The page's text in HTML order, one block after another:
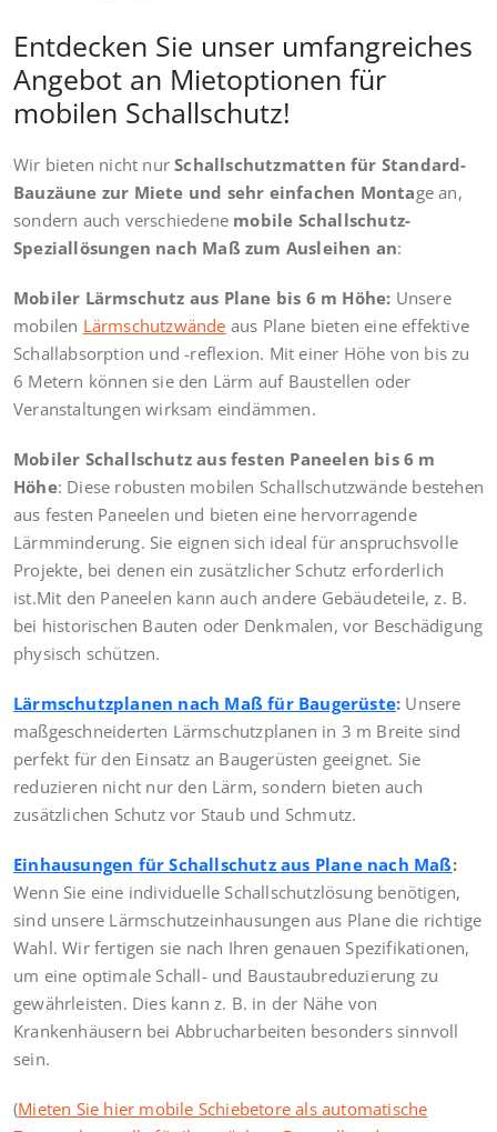
Entdecken Sie unser umfangreiches
Angebot an Mietoptionen für
mobilen Schallschutz!
Wir bieten nicht nurSchallschutzmatten für Standard-
Bauzäune zur Miete und sehr einfachen Montage an,
sondern auch verschiedene mobile Schallschutz-
Speziallösungen nach Maß zum Ausleihen an:
Mobiler Lärmschutz aus Plane bis 6 m Höhe: Unsere
mobilen Lärmschutzwände aus Plane bieten eine effektive
Schallabsorption und -reflexion. Mit einer Höhe von bis zu
6 Metern können sie den Lärm auf Baustellen oder
Veranstaltungen wirksam eindämmen.
Mobiler Schallschutz aus festen Paneelen bis 6 m
Höhe: Diese robusten mobilen Schallschutzwände bestehen
aus festen Paneelen und bieten eine hervorragende
Lärmminderung. Sie eignen sich ideal für anspruchsvolle
Projekte, bei denen ein zusätzlicher Schutz erforderlich
ist.Mit den Paneelen kann auch andere Gebäudeteile, z. B.
bei historischen Bauten oder Denkmalen, vor Beschädigung
physisch schützen.
Lärmschutzplanen nach Maß für Baugerüste: Unsere
maßgeschneiderten Lärmschutzplanen in 3 m Breite sind
perfekt für den Einsatz an Baugerüsten geeignet. Sie
reduzieren nicht nur den Lärm, sondern bieten auch
zusätzlichen Schutz vor Staub und Schmutz.
Einhausungen für Schallschutz aus Plane nach Maß:
Wenn Sie eine individuelle Schallschutzlösung benötigen,
sind unsere Lärmschutzeinhausungen aus Plane die richtige
Wahl. Wir fertigen sie nach Ihren genauen Spezifikationen,
um eine optimale Schall- und Baustaubreduzierung zu
gewährleisten. Dies kann z. B. in der Nähe von
Krankenhäusern bei Abbrucharbeiten besonders sinnvoll
sein.
(Mieten Sie hier mobile Schiebetore als automatische